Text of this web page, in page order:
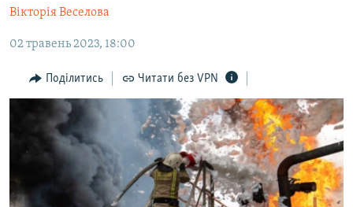
до
навігації
Перейти
ПОЛІТИКА
БЛОГИ
ПОГЛЯД
ІНТЕРВ'Ю
ВСЕ ЗА ДЕНЬ
СПЕЦПРОЕКТИ
ДЕПОРТАЦІЯ
ЯК ОБІЙТИ БЛОКУВАННЯ
Вікторія Веселова
02 травень 2023, 18:00
Поділитись Читати без VPN